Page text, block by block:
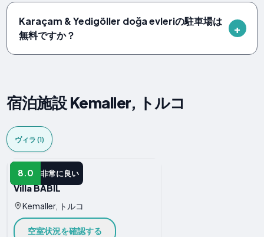
Karaçam & Yedigöller doğa evleriの駐車場は
無料ですか？
宿泊施設 Kemaller, トルコ
ヴィラ (1)
8.0 非常に良い
ヴィラ
Villa BABİL
Kemaller, トルコ
空室状況を確認する